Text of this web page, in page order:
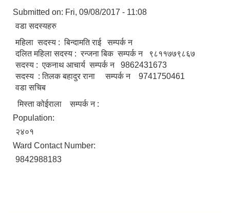
Submitted on: Fri, 09/08/2017 - 11:08
वडा सदस्यहरु
महिला सदस्य : बिन्दामति राई सम्पर्क न
दलित महिला सदस्य : रन्जना बिक सम्पर्क न ९८११७७९८६७
सदस्य : एकनाथ आचार्य सम्पर्क न 9862431673
सदस्य : तिलक बहादुर राना सम्पर्क न 9741750461
वडा सचिब
मिस्ता कोईराला सम्पर्क न :
Population:
२४०१
Ward Contact Number:
9842988183